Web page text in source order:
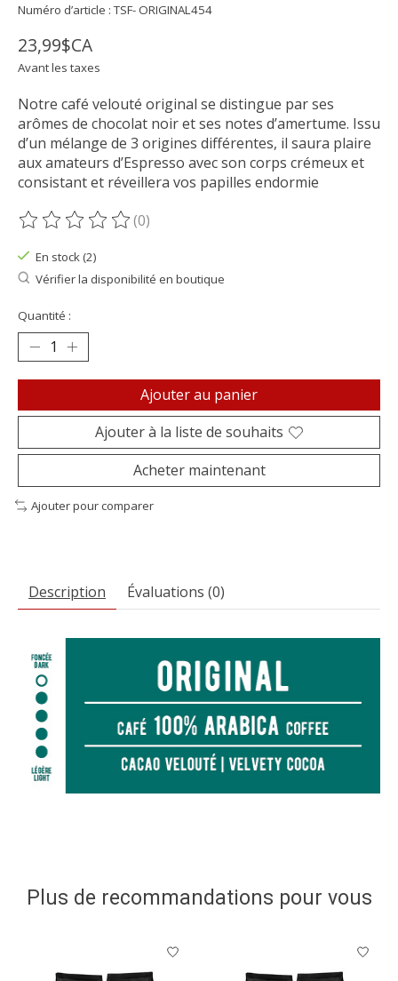
Numéro d’article : TSF- ORIGINAL454
23,99$CA
Avant les taxes
Notre café velouté original se distingue par ses
arômes de chocolat noir et ses notes d’amertume. Issu
d’un mélange de 3 origines différentes, il saura plaire
aux amateurs d’Espresso avec son corps crémeux et
consistant et réveillera vos papilles endormie
Ce produit est évalué à
(0)
En stock (2)
Vérifier la disponibilité en boutique
Quantité :
Ajouter au panier
Ajouter à la liste de souhaits
Acheter maintenant
Ajouter pour comparer
Description Évaluations (0)
Plus de recommandations pour vous
Articles du carrousel de produits